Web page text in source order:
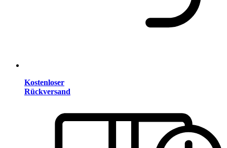
Kostenloser
Rückversand